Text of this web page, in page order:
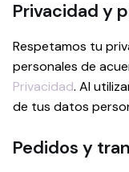
Privacidad y
Respetamos tu
personales de
Privacidad. Al
de tus datos
Pedidos y